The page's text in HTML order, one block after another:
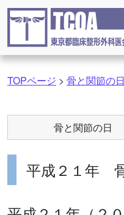
コンテンツへスキップ
TOPページ > 骨と関節の日
骨と関節の日
平成２１年